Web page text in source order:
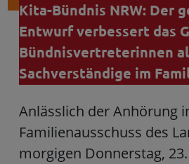
Kita-Bündnis NRW: Der
Entwurf verbessert das
Bündnisvertreterinnen
Sachverständige im
Anlässlich der Anhörung
Familienausschuss des
morgigen Donnerstag,